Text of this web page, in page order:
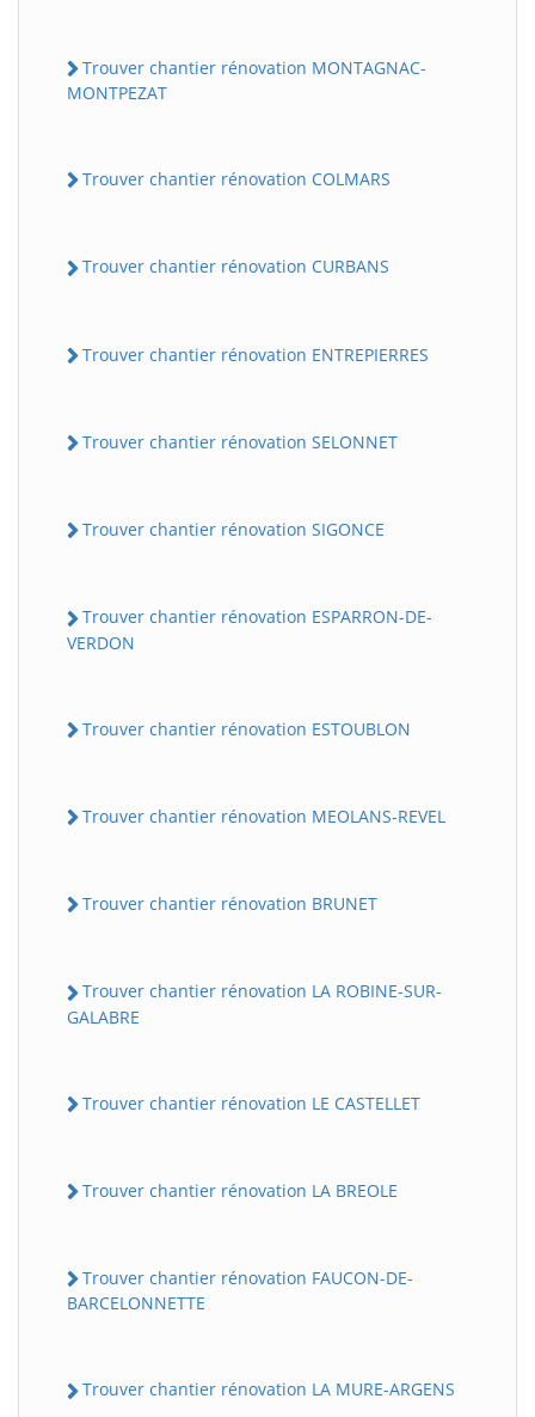
Trouver chantier rénovation MONTAGNAC-
MONTPEZAT
Trouver chantier rénovation COLMARS
Trouver chantier rénovation CURBANS
Trouver chantier rénovation ENTREPIERRES
Trouver chantier rénovation SELONNET
Trouver chantier rénovation SIGONCE
Trouver chantier rénovation ESPARRON-DE-
VERDON
Trouver chantier rénovation ESTOUBLON
Trouver chantier rénovation MEOLANS-REVEL
Trouver chantier rénovation BRUNET
Trouver chantier rénovation LA ROBINE-SUR-
GALABRE
Trouver chantier rénovation LE CASTELLET
Trouver chantier rénovation LA BREOLE
Trouver chantier rénovation FAUCON-DE-
BARCELONNETTE
Trouver chantier rénovation LA MURE-ARGENS
B Assistant en ligne